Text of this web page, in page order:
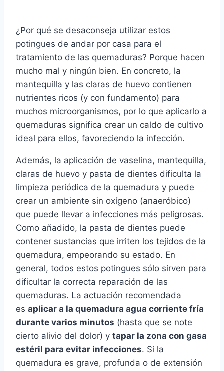
¿Por qué se desaconseja utilizar estos
potingues de andar por casa para el
tratamiento de las quemaduras? Porque hacen
mucho mal y ningún bien. En concreto, la
mantequilla y las claras de huevo contienen
nutrientes ricos (y con fundamento) para
muchos microorganismos, por lo que aplicarlo a
quemaduras significa crear un caldo de cultivo
ideal para ellos, favoreciendo la infección.
Además, la aplicación de vaselina, mantequilla,
claras de huevo y pasta de dientes dificulta la
limpieza periódica de la quemadura y puede
crear un ambiente sin oxí­geno (anaeróbico)
que puede llevar a infecciones más peligrosas.
Como añadido, la pasta de dientes puede
contener sustancias que irriten los tejidos de la
quemadura, empeorando su estado. En
general, todos estos potingues sólo sirven para
dificultar la correcta reparación de las
quemaduras. La actuación recomendada
es aplicar a la quemadura agua corriente frí­a
durante varios minutos (hasta que se note
cierto alivio del dolor) y tapar la zona con gasa
estéril para evitar infecciones. Si la
quemadura es grave, profunda o de extensión